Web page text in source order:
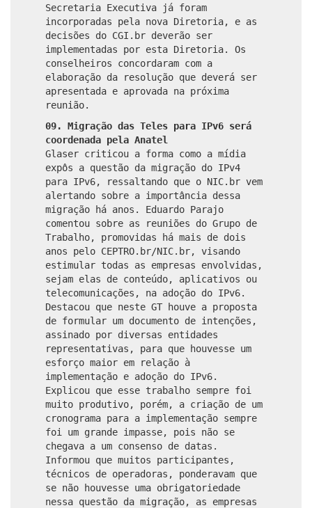
Secretaria Executiva já foram
incorporadas pela nova Diretoria, e as
decisões do CGI.br deverão ser
implementadas por esta Diretoria. Os
conselheiros concordaram com a
elaboração da resolução que deverá ser
apresentada e aprovada na próxima
reunião.
09. Migração das Teles para IPv6 será
coordenada pela Anatel
Glaser criticou a forma como a mídia
expôs a questão da migração do IPv4
para IPv6, ressaltando que o NIC.br vem
alertando sobre a importância dessa
migração há anos. Eduardo Parajo
comentou sobre as reuniões do Grupo de
Trabalho, promovidas há mais de dois
anos pelo CEPTRO.br/NIC.br, visando
estimular todas as empresas envolvidas,
sejam elas de conteúdo, aplicativos ou
telecomunicações, na adoção do IPv6.
Destacou que neste GT houve a proposta
de formular um documento de intenções,
assinado por diversas entidades
representativas, para que houvesse um
esforço maior em relação à
implementação e adoção do IPv6.
Explicou que esse trabalho sempre foi
muito produtivo, porém, a criação de um
cronograma para a implementação sempre
foi um grande impasse, pois não se
chegava a um consenso de datas.
Informou que muitos participantes,
técnicos de operadoras, ponderavam que
se não houvesse uma obrigatoriedade
nessa questão da migração, as empresas